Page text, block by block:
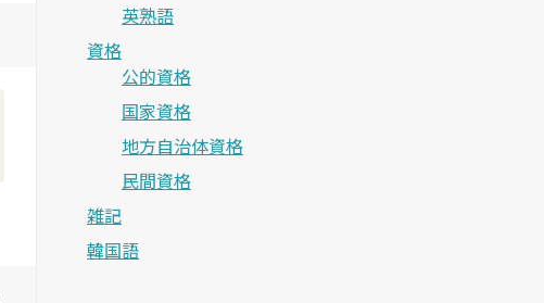
英熟語
資格
公的資格
国家資格
地方自治体資格
民間資格
雑記
韓国語